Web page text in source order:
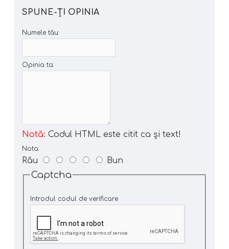
SPUNE-ŢI OPINIA
Numele tău:
Opinia ta:
Notă: Codul HTML este citit ca şi text!
Nota:
Rău Bun
Captcha
Introdul codul de verificare